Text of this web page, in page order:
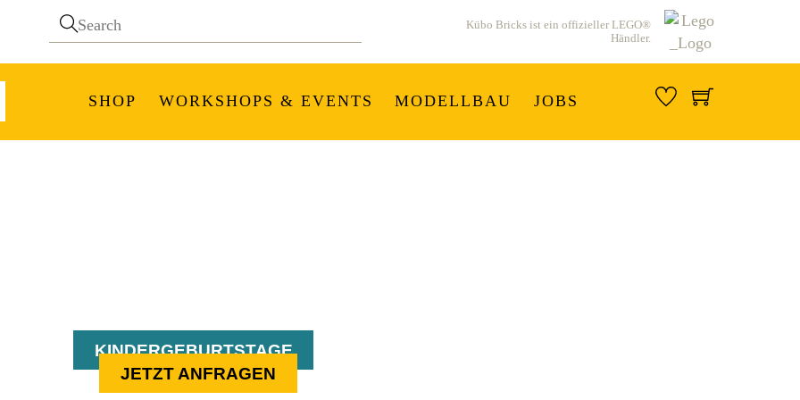
Kübo Bricks ist ein offizieller LEGO®
Händler.
SHOP WORKSHOPS & EVENTS MODELLBAU JOBS
KINDERGEBURTSTAGE
JETZT ANFRAGEN